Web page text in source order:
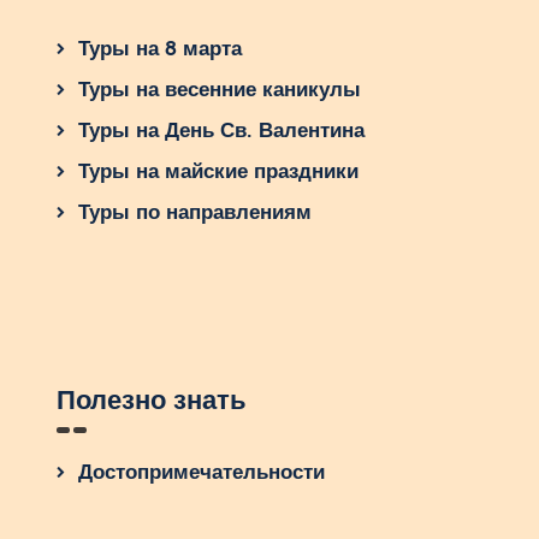
Туры на 8 марта
Туры на весенние каникулы
Туры на День Св. Валентина
Туры на майские праздники
Туры по направлениям
Полезно знать
Достопримечательности